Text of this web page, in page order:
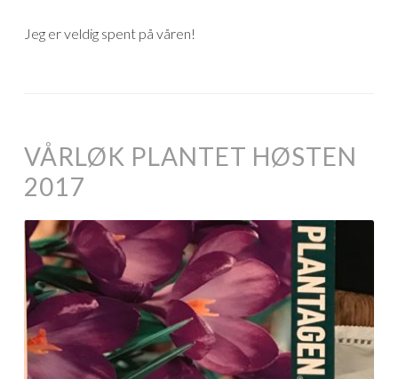
Jeg er veldig spent på våren!
VÅRLØK PLANTET HØSTEN
2017